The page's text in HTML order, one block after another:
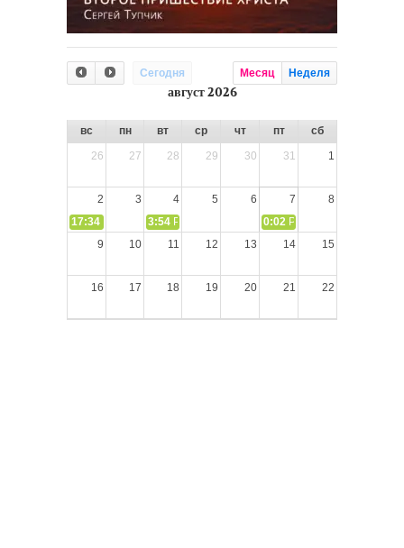
Сегодня Месяц Неделя
август 2026
вс пн вт ср чт пт
сб
26
27 28 29 30 31 1
2 3 4 5 6 7
8
17:34
СЛОВО из СЛОВА – «Ищите Господа, призывайте Его»
3:54 РАЗМЫШЛЕНИЕ: Дух Святой не угашайте!
0:02 РАЗМЫШЛЕНИЯ: Дух
9
10 11 12 13 14 15
16 17 18 19 20 21 22